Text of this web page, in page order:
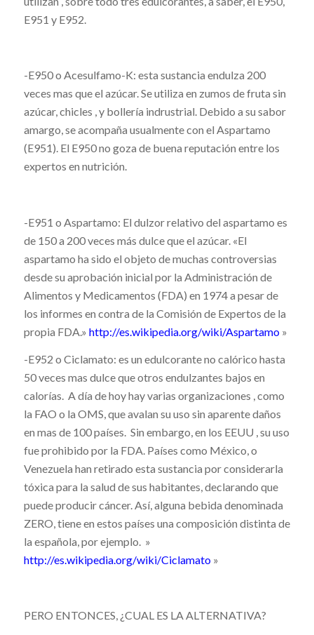
E951 y E952.
-E950 o Acesulfamo-K: esta sustancia endulza 200
veces mas que el azúcar. Se utiliza en zumos de fruta sin
azúcar, chicles , y bollería indrustrial. Debido a su sabor
amargo, se acompaña usualmente con el Aspartamo
(E951). El E950 no goza de buena reputación entre los
expertos en nutrición.
-E951 o Aspartamo: El dulzor relativo del aspartamo es
de 150 a 200 veces más dulce que el azúcar. «El
aspartamo ha sido el objeto de muchas controversias
desde su aprobación inicial por la Administración de
Alimentos y Medicamentos (FDA) en 1974 a pesar de
los informes en contra de la Comisión de Expertos de la
propia FDA.» http://es.wikipedia.org/wiki/Aspartamo»
-E952 o Ciclamato: es un edulcorante no calórico hasta
50 veces mas dulce que otros endulzantes bajos en
calorías. A día de hoy hay varias organizaciones , como
la FAO o la OMS, que avalan su uso sin aparente daños
en mas de 100 países. Sin embargo, en los EEUU , su uso
fue prohibido por la FDA. Países como México, o
Venezuela han retirado esta sustancia por considerarla
tóxica para la salud de sus habitantes, declarando que
puede producir cáncer. Así, alguna bebida denominada
ZERO, tiene en estos países una composición distinta de
la española, por ejemplo. »
http://es.wikipedia.org/wiki/Ciclamato»
PERO ENTONCES, ¿CUAL ES LA ALTERNATIVA?